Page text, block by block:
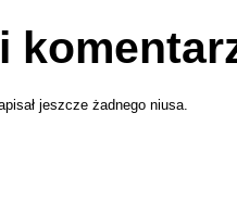
jeszcze żadnego niusa.